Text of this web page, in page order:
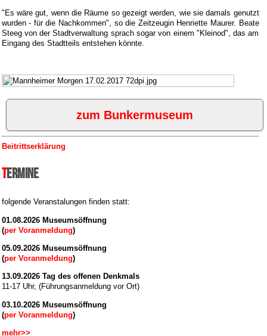
"Es wäre gut, wenn die Räume so gezeigt werden, wie sie damals genutzt
wurden - für die Nachkommen", so die Zeitzeugin Henriette Maurer. Beate
Steeg von der Stadtverwaltung sprach sogar von einem "Kleinod", das am
Eingang des Stadtteils entstehen könnte.
zum Bunkermuseum
Beitrittserklärung
Termine
folgende Veranstalungen finden statt:
01.08.2026 Museumsöffnung
(per Voranmeldung)
05.09.2026 Museumsöffnung
(per Voranmeldung)
13.09.2026 Tag des offenen Denkmals
11-17 Uhr, (Führungsanmeldung vor Ort)
03.10.2026 Museumsöffnung
(per Voranmeldung)
mehr>>